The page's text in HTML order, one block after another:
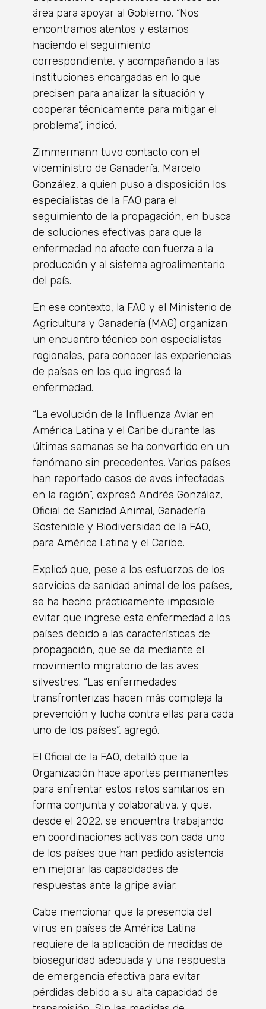
área para apoyar al Gobierno. “Nos
encontramos atentos y estamos
haciendo el seguimiento
correspondiente, y acompañando a las
instituciones encargadas en lo que
precisen para analizar la situación y
cooperar técnicamente para mitigar el
problema”, indicó.
Zimmermann tuvo contacto con el
viceministro de Ganadería, Marcelo
González, a quien puso a disposición los
especialistas de la FAO para el
seguimiento de la propagación, en busca
de soluciones efectivas para que la
enfermedad no afecte con fuerza a la
producción y al sistema agroalimentario
del país.
En ese contexto, la FAO y el Ministerio de
Agricultura y Ganadería (MAG) organizan
un encuentro técnico con especialistas
regionales, para conocer las experiencias
de países en los que ingresó la
enfermedad.
“La evolución de la Influenza Aviar en
América Latina y el Caribe durante las
últimas semanas se ha convertido en un
fenómeno sin precedentes. Varios países
han reportado casos de aves infectadas
en la región”, expresó Andrés González,
Oficial de Sanidad Animal, Ganadería
Sostenible y Biodiversidad de la FAO,
para América Latina y el Caribe.
Explicó que, pese a los esfuerzos de los
servicios de sanidad animal de los países,
se ha hecho prácticamente imposible
evitar que ingrese esta enfermedad a los
países debido a las características de
propagación, que se da mediante el
movimiento migratorio de las aves
silvestres. “Las enfermedades
transfronterizas hacen más compleja la
prevención y lucha contra ellas para cada
uno de los países”, agregó.
El Oficial de la FAO, detalló que la
Organización hace aportes permanentes
para enfrentar estos retos sanitarios en
forma conjunta y colaborativa, y que,
desde el 2022, se encuentra trabajando
en coordinaciones activas con cada uno
de los países que han pedido asistencia
en mejorar las capacidades de
respuestas ante la gripe aviar.
Cabe mencionar que la presencia del
virus en países de América Latina
requiere de la aplicación de medidas de
bioseguridad adecuada y una respuesta
de emergencia efectiva para evitar
pérdidas debido a su alta capacidad de